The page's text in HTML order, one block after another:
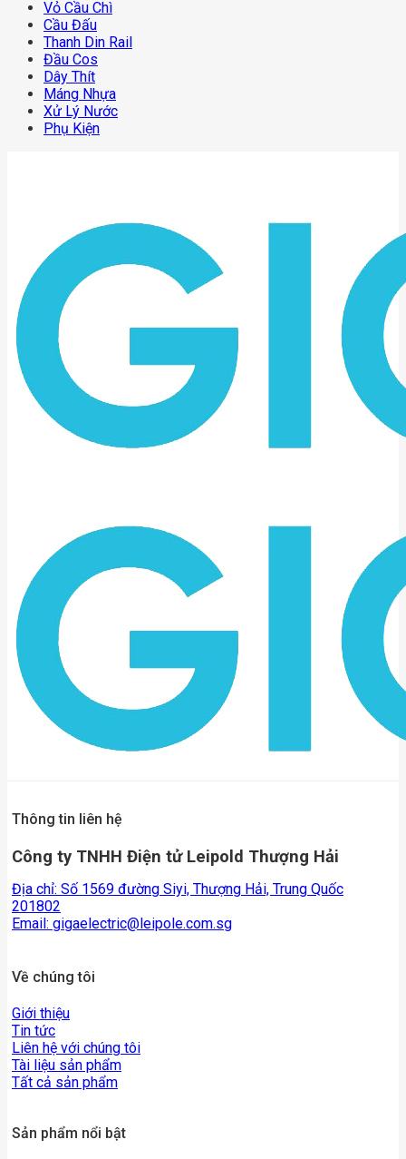
Vỏ Cầu Chì
Cầu Đấu
Thanh Din Rail
Đầu Cos
Dây Thít
Máng Nhựa
Xử Lý Nước
Phụ Kiện
Thông tin liên hệ
Công ty TNHH Điện tử Leipold Thượng Hải
Địa chỉ: Số 1569 đường Siyi, Thượng Hải, Trung Quốc
201802
Email: gigaelectric@leipole.com.sg
Về chúng tôi
Giới thiệu
Tin tức
Liên hệ với chúng tôi
Tài liệu sản phẩm
Tất cả sản phẩm
Sản phẩm nổi bật